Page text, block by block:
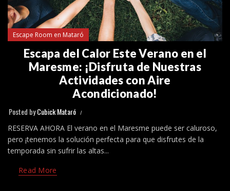
Escape Room en Mataró
Escapa del Calor Este Verano en el
Maresme: ¡Disfruta de Nuestras
Actividades con Aire
Acondicionado!
Posted byCubick Mataró
RESERVA AHORA El verano en el Maresme puede ser caluroso,
pero ¡tenemos la solución perfecta para que disfrutes de la
temporada sin sufrir las altas...
Read More